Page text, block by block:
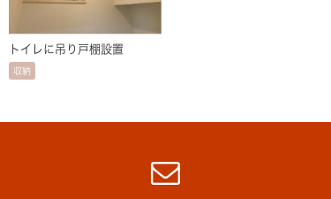
トイレに吊り戸棚設置
収納